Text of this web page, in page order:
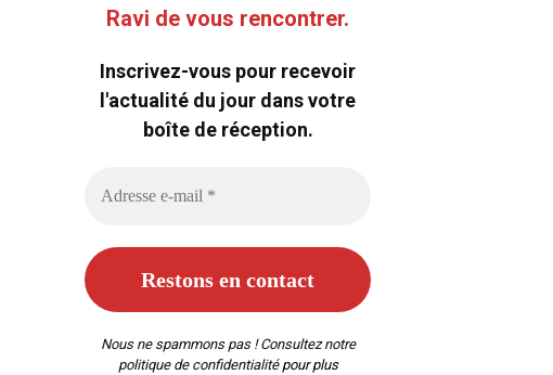
Ravi de vous rencontrer.
Inscrivez-vous pour recevoir
l'actualité du jour dans votre
boîte de réception.
Nous ne spammons pas ! Consultez notre
politique de confidentialitépour plus